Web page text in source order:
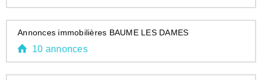
Annonces immobilières BAUME LES DAMES
10 annonces